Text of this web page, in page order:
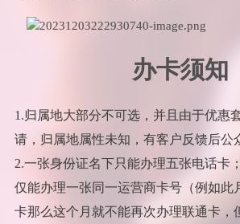
办卡须知
1.归属地大部分不可选，并且由于优惠
请，归属地属性未知，有客户反馈后公
2.一张身份证名下只能办理五张电话卡
仅能办理一张同一运营商卡号（例如此
卡那么这个月就不能再次办理联通卡，